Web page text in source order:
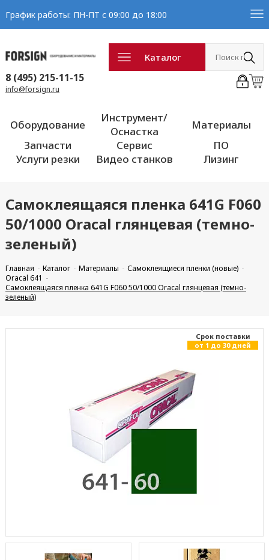
График работы: ПН-ПТ с 09:00 до 18:00
Каталог
8 (495) 215-11-15
info@forsign.ru
Оборудование
Инструмент/
Оснастка
Материалы
Запчасти
Сервис
ПО
Услуги резки
Видео станков Лизинг
Самоклеящаяся пленка 641G F060
50/1000 Oracal глянцевая (темно-
зеленый)
Главная Каталог Материалы
Самоклеящиеся пленки (новые)
Oracal 641
Самоклеящаяся пленка 641G F060 50/1000 Oracal глянцевая (темно-
зеленый)
Cрок поставки
от 1 до 30 дней